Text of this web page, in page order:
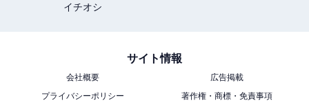
チェックイン・チェックアウト
チェックイン：15:00（最終チェックイン：19:30）
イチオシ
サイト情報
会社概要
広告掲載
プライバシーポリシー
著作権・商標・免責事項